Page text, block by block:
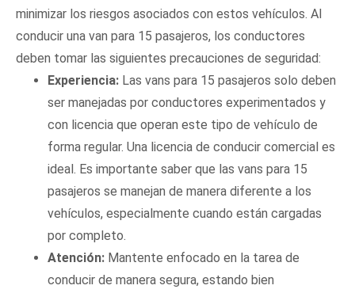
minimizar los riesgos asociados con estos vehículos. Al
conducir una van para 15 pasajeros, los conductores
deben tomar las siguientes precauciones de seguridad:
Experiencia: Las vans para 15 pasajeros solo deben
ser manejadas por conductores experimentados y
con licencia que operan este tipo de vehículo de
forma regular. Una licencia de conducir comercial es
ideal. Es importante saber que las vans para 15
pasajeros se manejan de manera diferente a los
vehículos, especialmente cuando están cargadas
por completo.
Atención: Mantente enfocado en la tarea de
conducir de manera segura, estando bien